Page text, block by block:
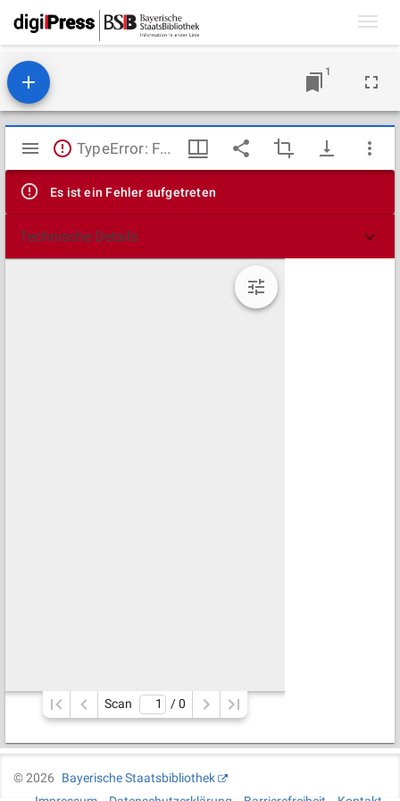
1
Mirador
Viewer
TypeError: Failed to fetch
Es ist ein Fehler aufgetreten
Technische Details
Scan / 0
©2026
Bayerische Staatsbibliothek